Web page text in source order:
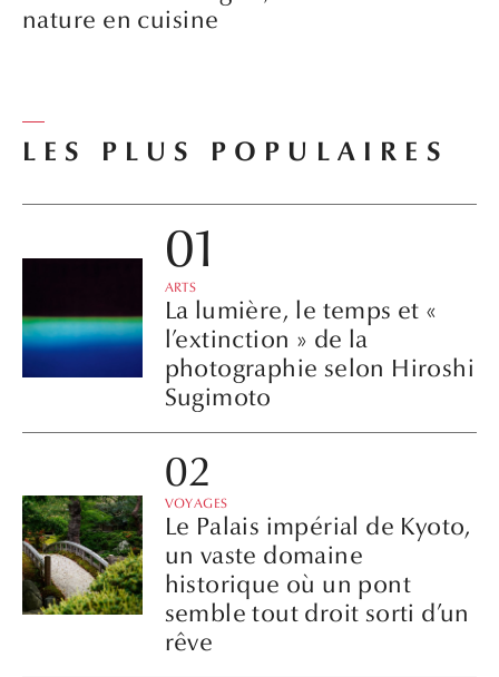
nature en cuisine
LES PLUS POPULAIRES
ARTS
La lumière, le temps et «
l’extinction » de la
photographie selon Hiroshi
Sugimoto
VOYAGES
Le Palais impérial de Kyoto,
un vaste domaine
historique où un pont
semble tout droit sorti d’un
rêve